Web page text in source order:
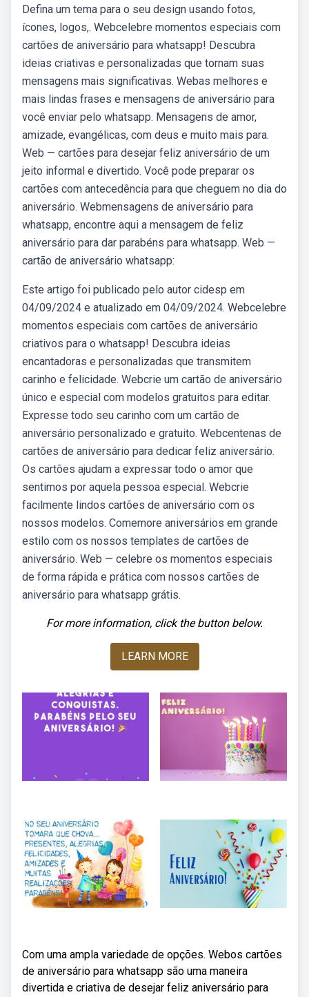
Defina um tema para o seu design usando fotos,
ícones, logos,. Webcelebre momentos especiais com
cartões de aniversário para whatsapp! Descubra
ideias criativas e personalizadas que tornam suas
mensagens mais significativas. Webas melhores e
mais lindas frases e mensagens de aniversário para
você enviar pelo whatsapp. Mensagens de amor,
amizade, evangélicas, com deus e muito mais para.
Web — cartões para desejar feliz aniversário de um
jeito informal e divertido. Você pode preparar os
cartões com antecedência para que cheguem no dia do
aniversário. Webmensagens de aniversário para
whatsapp, encontre aqui a mensagem de feliz
aniversário para dar parabéns para whatsapp. Web —
cartão de aniversário whatsapp:
Este artigo foi publicado pelo autor cidesp em
04/09/2024 e atualizado em 04/09/2024. Webcelebre
momentos especiais com cartões de aniversário
criativos para o whatsapp! Descubra ideias
encantadoras e personalizadas que transmitem
carinho e felicidade. Webcrie um cartão de aniversário
único e especial com modelos gratuitos para editar.
Expresse todo seu carinho com um cartão de
aniversário personalizado e gratuito. Webcentenas de
cartões de aniversário para dedicar feliz aniversário.
Os cartões ajudam a expressar todo o amor que
sentimos por aquela pessoa especial. Webcrie
facilmente lindos cartões de aniversário com os
nossos modelos. Comemore aniversários em grande
estilo com os nossos templates de cartões de
aniversário. Web — celebre os momentos especiais
de forma rápida e prática com nossos cartões de
aniversário para whatsapp grátis.
For more information, click the button below.
LEARN MORE
Com uma ampla variedade de opções. Webos cartões
de aniversário para whatsapp são uma maneira
divertida e criativa de desejar feliz aniversário para